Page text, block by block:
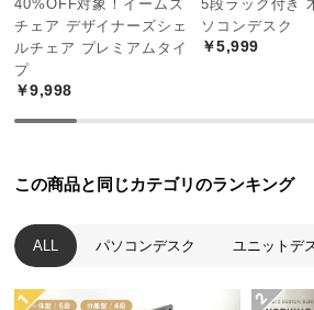
中
型
品
に
い
キズや汚れに強い天板
40%OFF対象！イームズ
チェア デザイナーズシェ
ルチェア プレミアムタイ
プ
￥9,998
5段ラック付き
ソコンデスク
￥5,999
この商品と同じカテゴリのランキング
ALL パソコンデスク ユニットデ